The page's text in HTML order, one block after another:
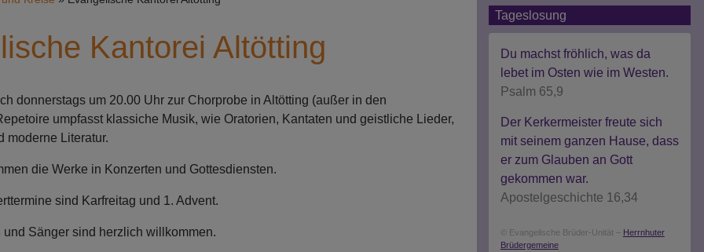
Kantorei Altötting
donnerstags um 20.00 Uhr zur Chorprobe in Altötting (außer in den
umpfasst klassiche Musik, wie Oratorien, Kantaten und geistliche Lieder,
moderne Literatur.
die Werke in Konzerten und Gottesdiensten.
sind Karfreitag und 1. Advent.
Sänger sind herzlich willkommen.
Tageslosung
Du machst fröhlich, was da
lebet im Osten wie im Westen.
Psalm 65,9
Der Kerkermeister freute sich
mit seinem ganzen Hause, dass
er zum Glauben an Gott
gekommen war.
Apostelgeschichte 16,34
© Evangelische Brüder-Unität – Herrnhuter
Brüdergemeine